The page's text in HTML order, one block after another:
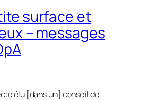
surface et
– messages
élu [dans un] conseil de